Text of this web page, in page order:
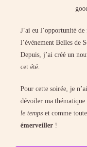
J’ai eu l’opportunité
l’événement Belles de
Depuis, j’ai créé un
cet été.
Pour cette soirée, je
dévoiler ma
le temps et comme
émerveiller !